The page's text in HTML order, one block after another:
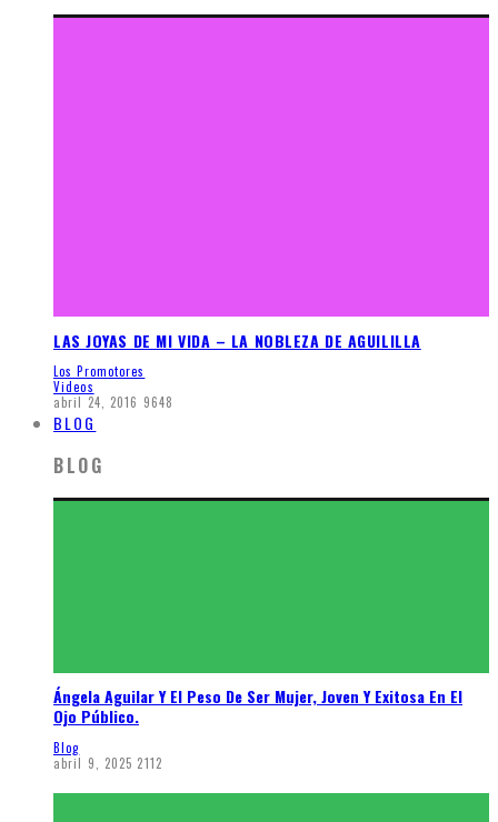
LAS JOYAS DE MI VIDA – LA NOBLEZA DE AGUILILLA
Los Promotores
Videos
abril 24, 2016 9648
BLOG
BLOG
Ángela Aguilar Y El Peso De Ser Mujer, Joven Y Exitosa En El
Ojo Público.
Blog
abril 9, 2025 2112